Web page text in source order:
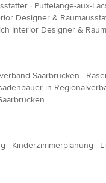
· Puttelange-aux-
Designer &
Interior Designer &
Saarbrücken ·
in
· Kinderzimmerplanung ·